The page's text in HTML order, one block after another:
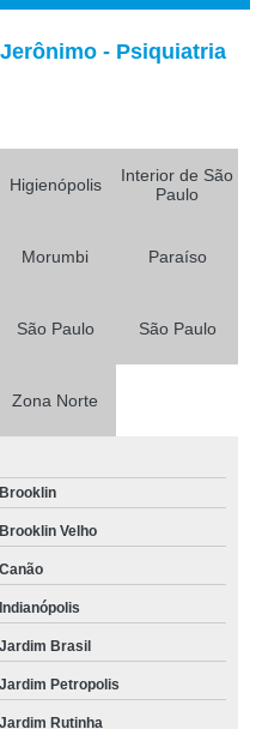
- Psiquiatria
Higienópolis
Interior de São
Paulo
Morumbi Paraíso
São Paulo São Paulo
Zona Norte
Brooklin
Brooklin Velho
Canão
Indianópolis
Jardim Brasil
Jardim Petropolis
Jardim Rutinha